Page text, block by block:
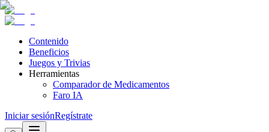
Contenido
Beneficios
Juegos y Trivias
Herramientas
Comparador de Medicamentos
Faro IA
Iniciar sesiónRegístrate